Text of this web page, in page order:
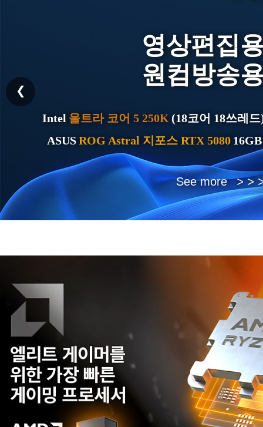
See more > > >
영상편집
원컴방송
Intel 울트라 코어 5 250K (18코어 18쓰레
ASUSROG Astral 지포스 RTX 5080
See more > >
> > >
왼쪽
❮